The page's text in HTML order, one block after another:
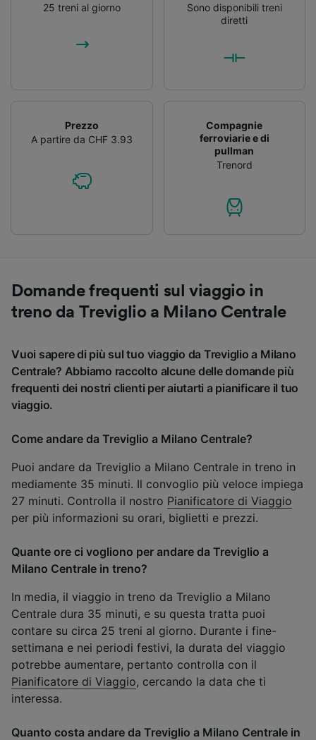
25 treni al giorno
Sono disponibili treni
diretti
Prezzo
A partire da CHF 3.93
Compagnie
ferroviarie e di
pullman
Trenord
Domande frequenti sul viaggio in
treno da Treviglio a Milano Centrale
Vuoi sapere di più sul tuo viaggio da Treviglio a Milano
Centrale? Abbiamo raccolto alcune delle domande più
frequenti dei nostri clienti per aiutarti a pianificare il tuo
viaggio.
Come andare da Treviglio a Milano Centrale?
Puoi andare da Treviglio a Milano Centrale in treno in
mediamente 35 minuti. Il convoglio più veloce impiega
27 minuti. Controlla il nostro Pianificatore di Viaggio
per più informazioni su orari, biglietti e prezzi.
Quante ore ci vogliono per andare da Treviglio a
Milano Centrale in treno?
In media, il viaggio in treno da Treviglio a Milano
Centrale dura 35 minuti, e su questa tratta puoi
contare su circa 25 treni al giorno. Durante i fine-
settimana e nei periodi festivi, la durata del viaggio
potrebbe aumentare, pertanto controlla con il
Pianificatore di Viaggio, cercando la data che ti
interessa.
Quanto costa andare da Treviglio a Milano Centrale in